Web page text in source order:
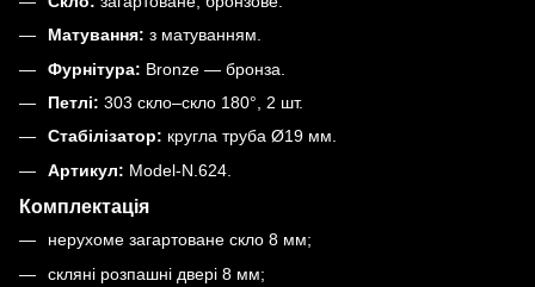
Матування: з матуванням.
Фурнітура: Bronze — бронза.
Петлі: 303 скло–скло 180°, 2 шт.
Стабілізатор: кругла труба Ø19 мм.
Артикул: Model-N.624.
Комплектація
нерухоме загартоване скло 8 мм;
скляні розпашні двері 8 мм;